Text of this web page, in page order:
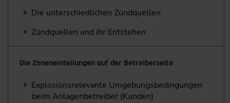
Die unterschiedlichen Zündquellen
Zündquellen und ihr Entstehen
Die Zoneneinteilungen auf der Betreiberseite
Explosionsrelevante Umgebungsbedingungen
beim ­Anlagenbetreiber (Kunden)